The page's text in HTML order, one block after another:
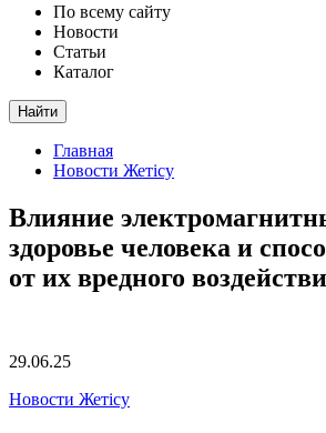
По всему сайту
Новости
Статьи
Каталог
Найти
Главная
Новости Жетісу
Влияние
здоровье человека и
от их вредного
29.06.25
Новости Жетісу